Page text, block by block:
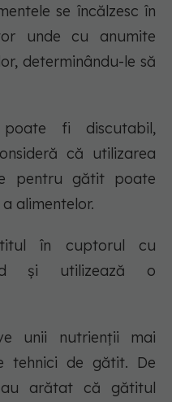
se încălzesc în
unde cu anumite
determinându-le să
fi discutabil,
că utilizarea
pentru gătit poate
alimentelor.
în cuptorul cu
și utilizează o
unii nutrienții mai
tehnici de gătit. De
arătat că gătitul